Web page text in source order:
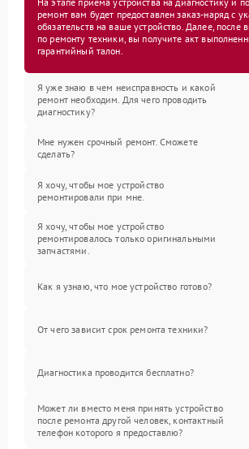
ремонт вам будет предоставлен заказ-наряд с
обязательств на ваше устройство. Далее, после
по ремонту техники, вы получите акт
гарантийный талон.
Я уже знаю в чем неисправность и какой
ремонт необходим. Для чего проводить
диагностику?
Мне нужен срочный ремонт. Сможете
сделать?
Я хочу, чтобы мое устройство
ремонтировали при мне.
Я хочу, чтобы мое устройство
ремонтировалось только оригинальными
запчастями.
Как я узнаю, что мое устройство готово?
От чего зависит срок ремонта техники?
Диагностика проводится бесплатно?
Может ли вместо меня принять устройство
после ремонта другой человек, контактный
телефон которого я предоставлю?